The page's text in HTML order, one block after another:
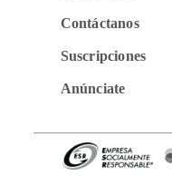
Contáctanos
Suscripciones
Anúnciate